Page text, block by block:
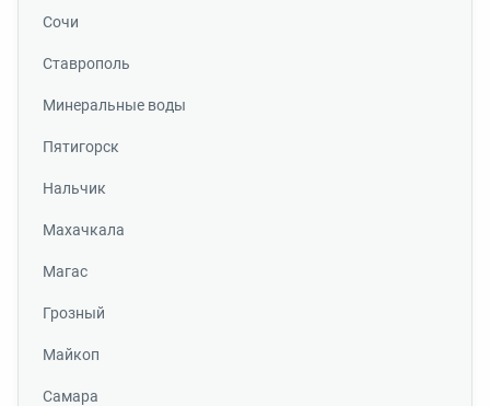
Сочи
Ставрополь
Минеральные воды
Пятигорск
Нальчик
Махачкала
Магас
Грозный
Майкоп
Самара